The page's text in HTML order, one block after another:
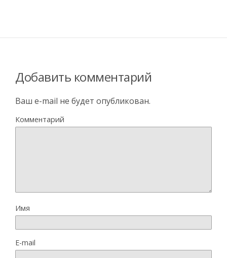
Добавить комментарий
Ваш e-mail не будет опубликован.
Комментарий
Имя
E-mail